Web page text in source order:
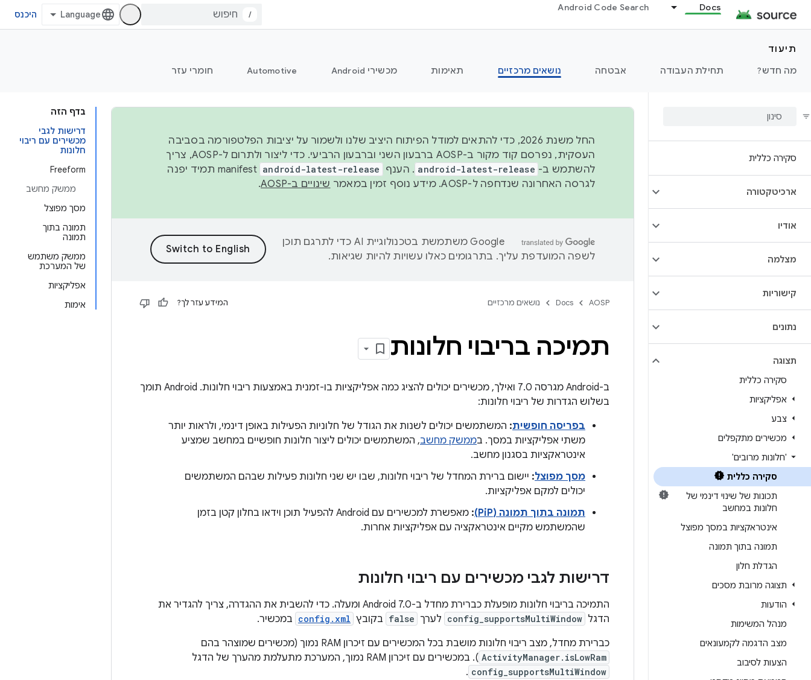
Docs
Android Code Search
/ היכנס
תיעוד
מה חדש?
תחילת העבודה אבטחה נושאים מרכזיים תאימות מכשירי Android Automotive חומרי עזר
סקירה כללית
ארכיטקטורה
אודיו
מצלמה
קישוריות
נתונים
תצוגה
סקירה כללית
אפליקציות
צבע
מכשירים מתקפלים
'חלונות מרובים'
סקירה כללית
תכונות של שינוי דינמי של
חלונות במחשב
אינטראקציות במסך מפוצל
תמונה בתוך תמונה
הגדלת חלון
תצוגה מרובת מסכים
הודעות
מנהל המשימות
מצב הדגמה לקמעונאים
הצעות לסיבוב
בדף הזה
דרישות לגבי
מכשירים עם ריבוי
חלונות
Freeform
ממשק מחשב
מסך מפוצל
תמונה בתוך
תמונה
ממשק משתמש
של המערכת
אפליקציות
אימות
החל משנת 2026, כדי להתאים למודל הפיתוח היציב שלנו ולשמור על יציבות הפלטפורמה בסביבה
העסקית, נפרסם קוד מקור ב-AOSP ברבעון השני וברבעון הרביעי. כדי ליצור ולתרום ל-AOSP, צריך
להשתמש ב- android-latest-release . הענף android-latest-release
manifest תמיד יפנה
לגרסה האחרונה שנדחפה ל-AOSP. מידע נוסף זמין במאמר
שינויים ב-AOSP .
‫Google משתמשת בטכנולוגיית AI כדי לתרגם תוכן
לשפה המועדפת עליך. בתרגומים כאלו עשויות להיות שגיאות.
AOSP
Docs נושאים מרכזיים המידע עזר לך?
תמיכה בריבוי חלונות
ב-Android מגרסה 7.0 ואילך, מכשירים יכולים להציג כמה אפליקציות בו-זמנית באמצעות ריבוי חלונות. ‫Android תומך
בשלוש הגדרות של ריבוי חלונות:
בפריסה חופשית: המשתמשים יכולים לשנות את הגודל של חלוניות הפעילות באופן דינמי, ולראות יותר
משתי אפליקציות במסך. בממשק מחשב, המשתמשים יכולים ליצור חלונות חופשיים במחשב שמציע
אינטראקציות בסגנון מחשב.
מסך מפוצל: יישום ברירת המחדל של ריבוי חלונות, שבו יש שני חלונות פעילות שבהם המשתמשים
יכולים למקם אפליקציות.
תמונה בתוך תמונה (PiP)
:
מאפשרת למכשירים עם Android להפעיל תוכן וידאו בחלון קטן בזמן
שהמשתמש מקיים אינטראקציה עם אפליקציות אחרות.
דרישות לגבי מכשירים עם ריבוי חלונות
התמיכה בריבוי חלונות מופעלת כברירת מחדל ב-Android 7.0 ומעלה. כדי להשבית את ההגדרה, צריך להגדיר את
הדגל config_supportsMultiWindow לערך false בקובץ config.xml במכשיר.
כברירת מחדל, מצב ריבוי חלונות מושבת בכל המכשירים עם זיכרון RAM נמוך (מכשירים שמוצהר בהם
ActivityManager.isLowRam ). במכשירים עם זיכרון RAM נמוך, המערכת מתעלמת מהערך של הדגל
config_supportsMultiWindow
.